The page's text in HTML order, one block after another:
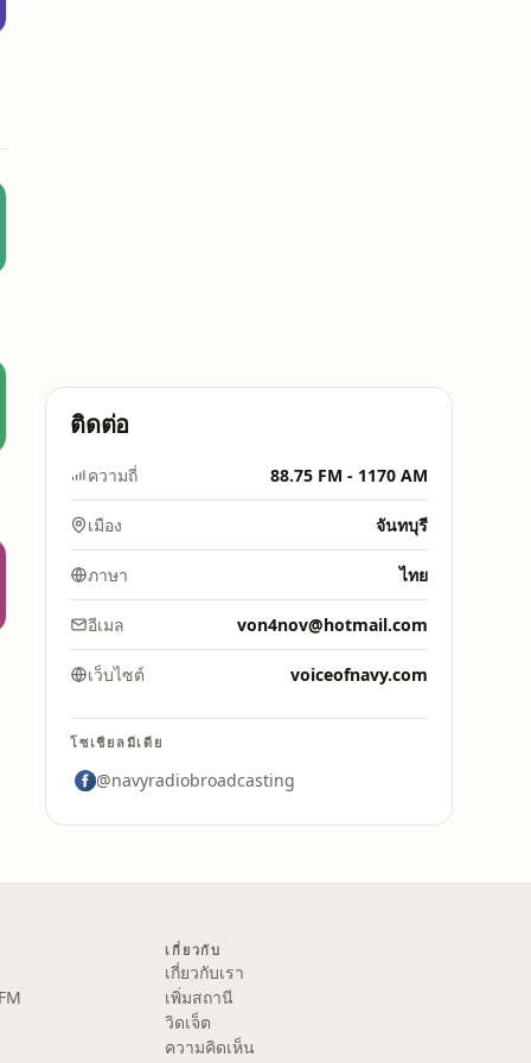
ติดต่อ
ความถี่ 88.75 FM - 1170 AM
เมือง จันทบุรี
ภาษา ไทย
อีเมล von4nov@hotmail.com
เว็บไซต์ voiceofnavy.com
โซเชียลมีเดีย
@navyradiobroadcasting
เกี่ยวกับ
เกี่ยวกับเรา
เพิ่มสถานี
วิดเจ็ต
ความคิดเห็น